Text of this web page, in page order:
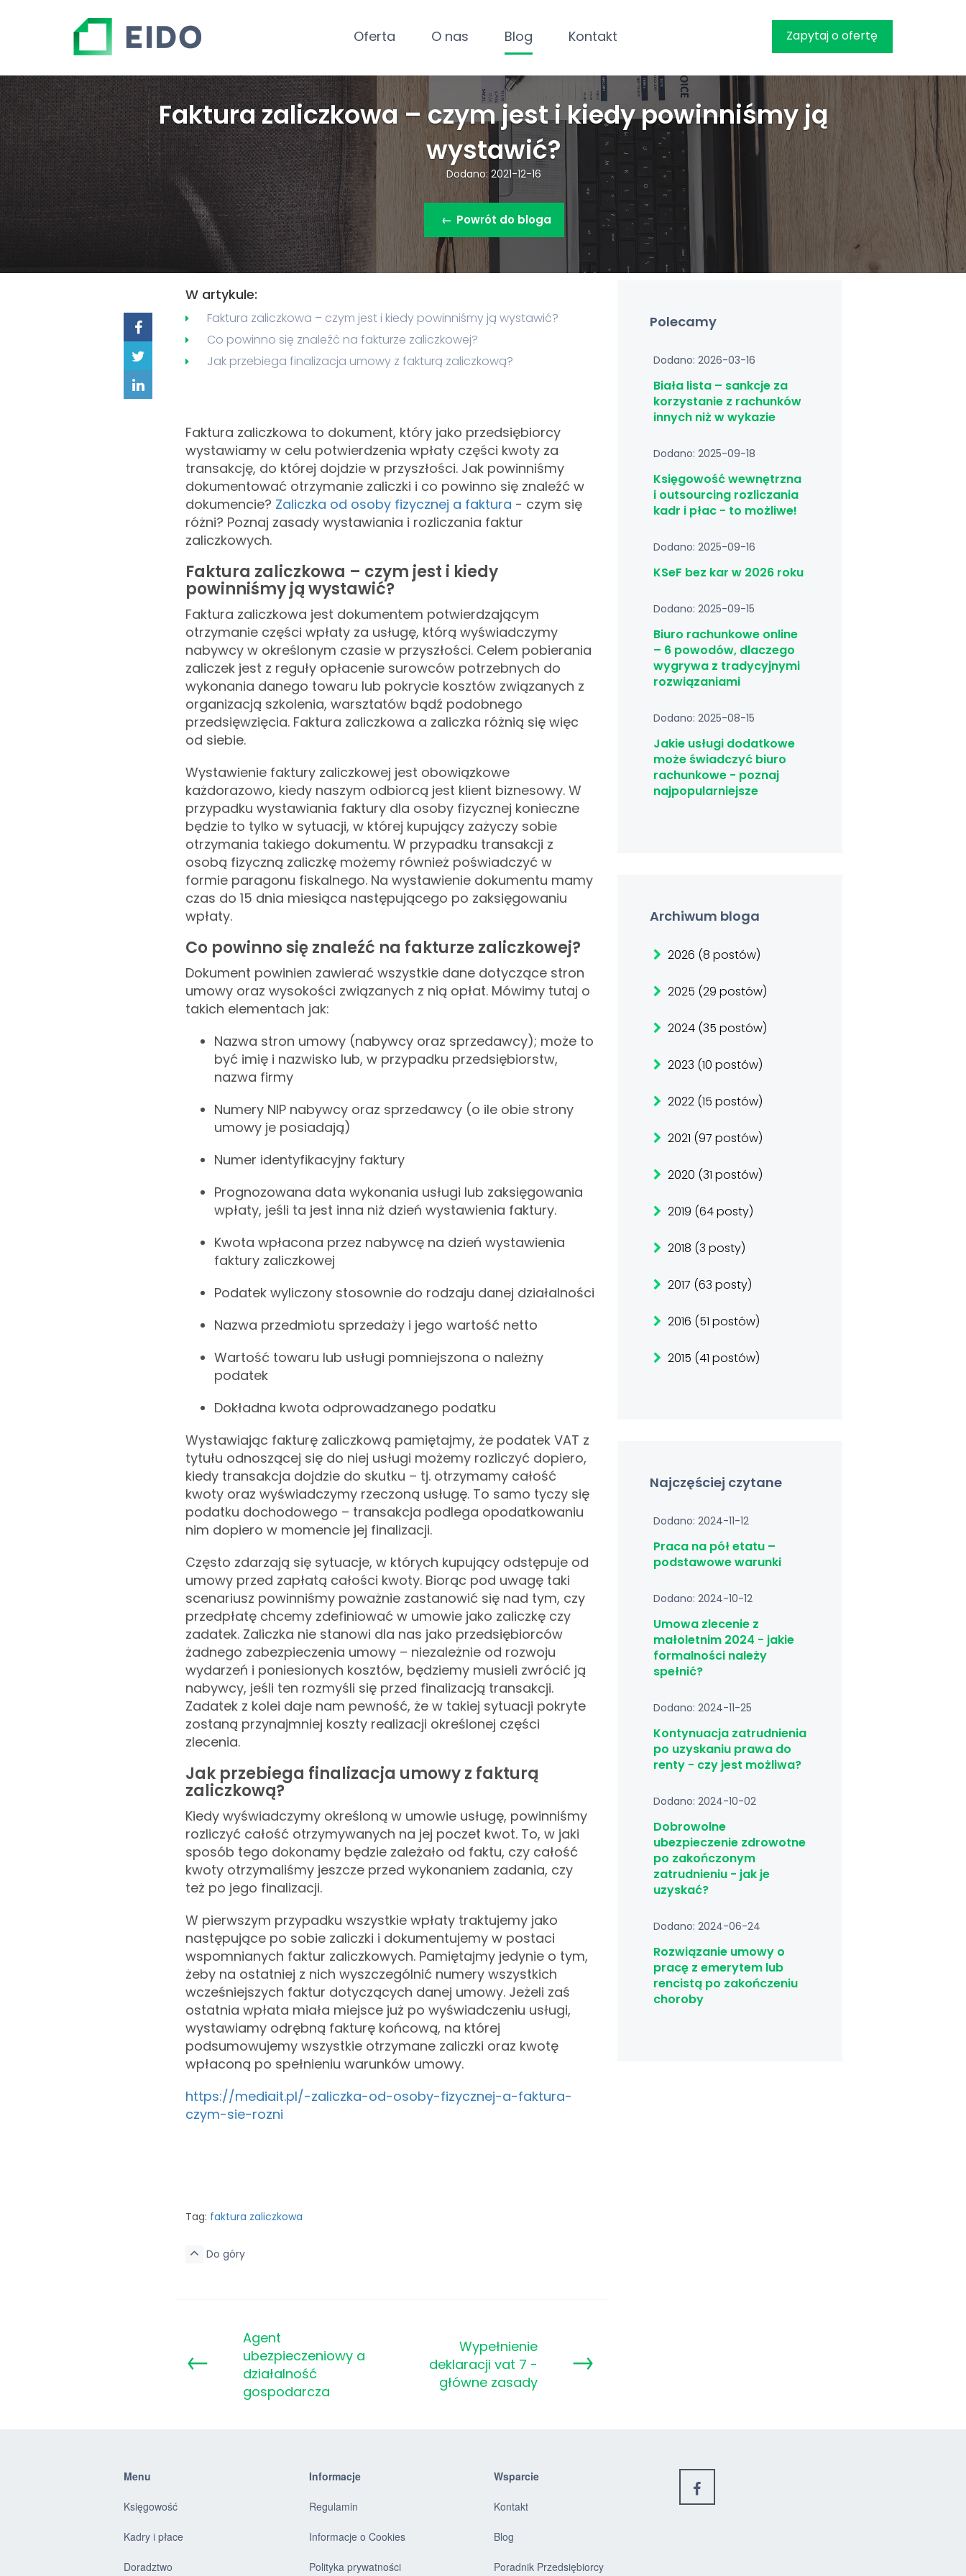
Zapytaj o ofertę
Oferta O nas Blog Kontakt
Faktura zaliczkowa – czym jest i kiedy powinniśmy ją
wystawić?
Dodano: 2021-12-16
← Powrót do bloga
W artykule:
Faktura zaliczkowa – czym jest i kiedy powinniśmy ją wystawić?
Co powinno się znaleźć na fakturze zaliczkowej?
Jak przebiega finalizacja umowy z fakturą zaliczkową?
Faktura zaliczkowa to dokument, który jako przedsiębiorcy
wystawiamy w celu potwierdzenia wpłaty części kwoty za
transakcję, do której dojdzie w przyszłości. Jak powinniśmy
dokumentować otrzymanie zaliczki i co powinno się znaleźć w
dokumencie? Zaliczka od osoby fizycznej a faktura - czym się
różni? Poznaj zasady wystawiania i rozliczania faktur
zaliczkowych.
Faktura zaliczkowa – czym jest i kiedy
powinniśmy ją wystawić?
Faktura zaliczkowa jest dokumentem potwierdzającym
otrzymanie części wpłaty za usługę, którą wyświadczymy
nabywcy w określonym czasie w przyszłości. Celem pobierania
zaliczek jest z reguły opłacenie surowców potrzebnych do
wykonania danego towaru lub pokrycie kosztów związanych z
organizacją szkolenia, warsztatów bądź podobnego
przedsięwzięcia. Faktura zaliczkowa a zaliczka różnią się więc
od siebie.
Wystawienie faktury zaliczkowej jest obowiązkowe
każdorazowo, kiedy naszym odbiorcą jest klient biznesowy. W
przypadku wystawiania faktury dla osoby fizycznej konieczne
będzie to tylko w sytuacji, w której kupujący zażyczy sobie
otrzymania takiego dokumentu. W przypadku transakcji z
osobą fizyczną zaliczkę możemy również poświadczyć w
formie paragonu fiskalnego. Na wystawienie dokumentu mamy
czas do 15 dnia miesiąca następującego po zaksięgowaniu
wpłaty.
Co powinno się znaleźć na fakturze zaliczkowej?
Dokument powinien zawierać wszystkie dane dotyczące stron
umowy oraz wysokości związanych z nią opłat. Mówimy tutaj o
takich elementach jak:
Nazwa stron umowy (nabywcy oraz sprzedawcy); może to
być imię i nazwisko lub, w przypadku przedsiębiorstw,
nazwa firmy
Numery NIP nabywcy oraz sprzedawcy (o ile obie strony
umowy je posiadają)
Numer identyfikacyjny faktury
Prognozowana data wykonania usługi lub zaksięgowania
wpłaty, jeśli ta jest inna niż dzień wystawienia faktury.
Kwota wpłacona przez nabywcę na dzień wystawienia
faktury zaliczkowej
Podatek wyliczony stosownie do rodzaju danej działalności
Nazwa przedmiotu sprzedaży i jego wartość netto
Wartość towaru lub usługi pomniejszona o należny
podatek
Dokładna kwota odprowadzanego podatku
Wystawiając fakturę zaliczkową pamiętajmy, że podatek VAT z
tytułu odnoszącej się do niej usługi możemy rozliczyć dopiero,
kiedy transakcja dojdzie do skutku – tj. otrzymamy całość
kwoty oraz wyświadczymy rzeczoną usługę. To samo tyczy się
podatku dochodowego – transakcja podlega opodatkowaniu
nim dopiero w momencie jej finalizacji.
Często zdarzają się sytuacje, w których kupujący odstępuje od
umowy przed zapłatą całości kwoty. Biorąc pod uwagę taki
scenariusz powinniśmy poważnie zastanowić się nad tym, czy
przedpłatę chcemy zdefiniować w umowie jako zaliczkę czy
zadatek. Zaliczka nie stanowi dla nas jako przedsiębiorców
żadnego zabezpieczenia umowy – niezależnie od rozwoju
wydarzeń i poniesionych kosztów, będziemy musieli zwrócić ją
nabywcy, jeśli ten rozmyśli się przed finalizacją transakcji.
Zadatek z kolei daje nam pewność, że w takiej sytuacji pokryte
zostaną przynajmniej koszty realizacji określonej części
zlecenia.
Jak przebiega finalizacja umowy z fakturą
zaliczkową?
Kiedy wyświadczymy określoną w umowie usługę, powinniśmy
rozliczyć całość otrzymywanych na jej poczet kwot. To, w jaki
sposób tego dokonamy będzie zależało od faktu, czy całość
kwoty otrzymaliśmy jeszcze przed wykonaniem zadania, czy
też po jego finalizacji.
W pierwszym przypadku wszystkie wpłaty traktujemy jako
następujące po sobie zaliczki i dokumentujemy w postaci
wspomnianych faktur zaliczkowych. Pamiętajmy jedynie o tym,
żeby na ostatniej z nich wyszczególnić numery wszystkich
wcześniejszych faktur dotyczących danej umowy. Jeżeli zaś
ostatnia wpłata miała miejsce już po wyświadczeniu usługi,
wystawiamy odrębną fakturę końcową, na której
podsumowujemy wszystkie otrzymane zaliczki oraz kwotę
wpłaconą po spełnieniu warunków umowy.
https://mediait.pl/-zaliczka-od-osoby-fizycznej-a-faktura-
czym-sie-rozni
Tag: faktura zaliczkowa
Do góry
←
Agent
ubezpieczeniowy a
działalność
gospodarcza
Wypełnienie
deklaracji vat 7 -
główne zasady
→
Polecamy
Dodano: 2026-03-16
Biała lista – sankcje za
korzystanie z rachunków
innych niż w wykazie
Dodano: 2025-09-18
Księgowość wewnętrzna
i outsourcing rozliczania
kadr i płac - to możliwe!
Dodano: 2025-09-16
KSeF bez kar w 2026 roku
Dodano: 2025-09-15
Biuro rachunkowe online
– 6 powodów, dlaczego
wygrywa z tradycyjnymi
rozwiązaniami
Dodano: 2025-08-15
Jakie usługi dodatkowe
może świadczyć biuro
rachunkowe - poznaj
najpopularniejsze
Archiwum bloga
2026 (8 postów)
2025 (29 postów)
2024 (35 postów)
2023 (10 postów)
2022 (15 postów)
2021 (97 postów)
2020 (31 postów)
2019 (64 posty)
2018 (3 posty)
2017 (63 posty)
2016 (51 postów)
2015 (41 postów)
Najczęściej czytane
Dodano: 2024-11-12
Praca na pół etatu –
podstawowe warunki
Dodano: 2024-10-12
Umowa zlecenie z
małoletnim 2024 - jakie
formalności należy
spełnić?
Dodano: 2024-11-25
Kontynuacja zatrudnienia
po uzyskaniu prawa do
renty - czy jest możliwa?
Dodano: 2024-10-02
Dobrowolne
ubezpieczenie zdrowotne
po zakończonym
zatrudnieniu - jak je
uzyskać?
Dodano: 2024-06-24
Rozwiązanie umowy o
pracę z emerytem lub
rencistą po zakończeniu
choroby
Menu
Księgowość
Kadry i płace
Doradztwo
Informacje
Regulamin
Informacje o Cookies
Polityka prywatności
Wsparcie
Kontakt
Blog
Poradnik Przedsiębiorcy